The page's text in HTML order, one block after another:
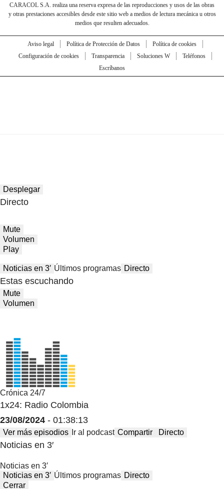
CARACOL S.A. realiza una reserva expresa de las reproducciones y usos de las obras
y otras prestaciones accesibles desde este sitio web a medios de lectura mecánica u otros
medios que resulten adecuados.
Aviso legal Política de Protección de Datos
Política de cookies
Configuración de cookies
Transparencia Soluciones W
Teléfonos
Escríbanos
Desplegar
Directo
Mute
Volumen
Play
Noticias en 3′ Últimos programas Directo
Estas escuchando
Mute
Volumen
Crónica 24/7
1x24: Radio Colombia
23/08/2024 - 01:38:13
Ver más episodios Ir al podcast Compartir Directo
Noticias en 3′
Noticias en 3′
Noticias en 3′ Últimos programas Directo
Cerrar